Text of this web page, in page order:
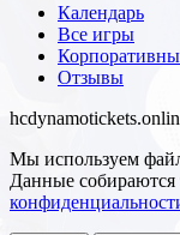
Календарь
Все игры
Отзывы
Мы используем
Данные собираются